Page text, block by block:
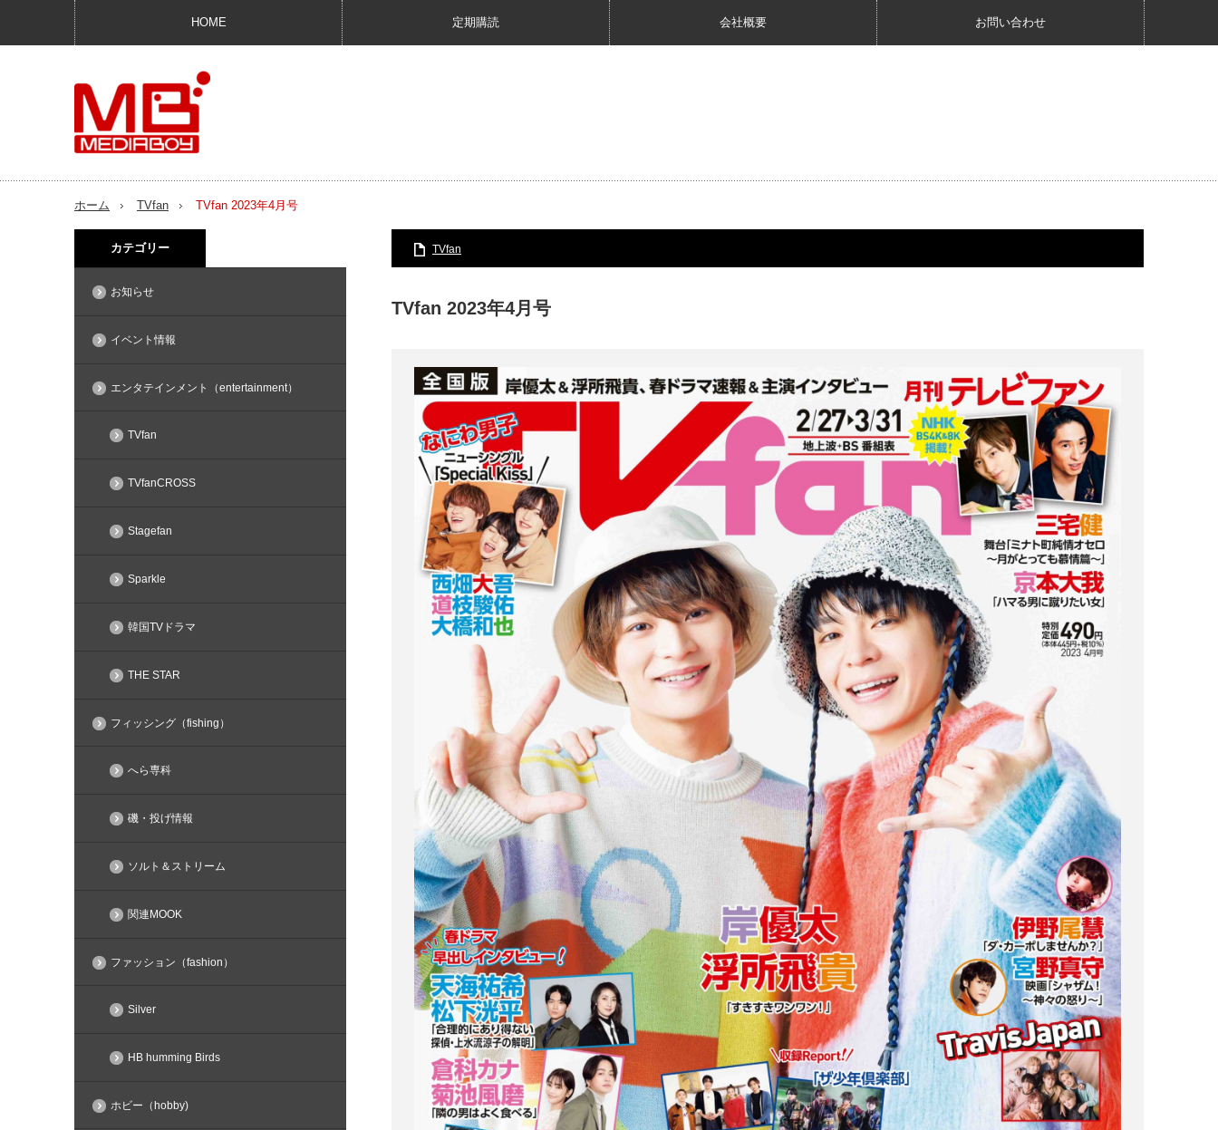
HOME 定期購読 会社概要 お問い合わせ
ホーム TVfan TVfan 2023年4月号
TVfan
TVfan 2023年4月号
カテゴリー
お知らせ
イベント情報
エンタテインメント（entertainment）
TVfan
TVfanCROSS
Stagefan
Sparkle
韓国TVドラマ
THE STAR
フィッシング（fishing）
へら専科
磯・投げ情報
ソルト＆ストリーム
関連MOOK
ファッション（fashion）
Silver
HB humming Birds
ホビー（hobby)